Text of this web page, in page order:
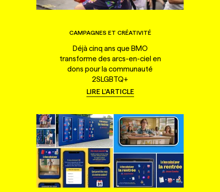
CAMPAGNES ET CRÉATIVITÉ
Déjà cinq ans que BMO
transforme des arcs-en-ciel en
dons pour la communauté
2SLGBTQ+
LIRE L'ARTICLE